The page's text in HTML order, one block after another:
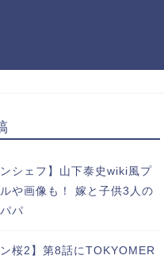
ンシェフ】山下泰史wiki風プ
や画像も！ 嫁と子供3人の
パ
ン桜2】第8話にTOKYOMER